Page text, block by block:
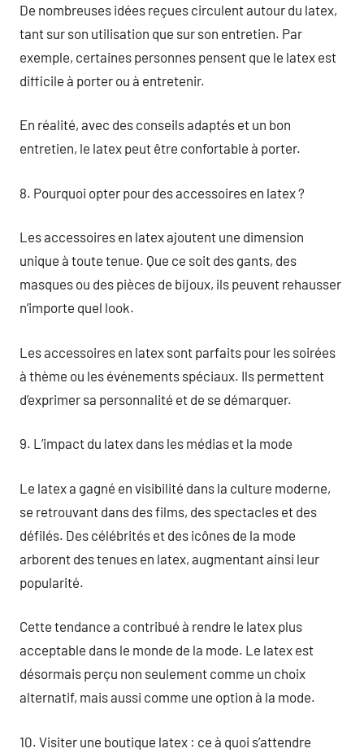
De nombreuses idées reçues circulent autour du latex,
tant sur son utilisation que sur son entretien. Par
exemple, certaines personnes pensent que le latex est
difficile à porter ou à entretenir.
En réalité, avec des conseils adaptés et un bon
entretien, le latex peut être confortable à porter.
8. Pourquoi opter pour des accessoires en latex ?
Les accessoires en latex ajoutent une dimension
unique à toute tenue. Que ce soit des gants, des
masques ou des pièces de bijoux, ils peuvent rehausser
n’importe quel look.
Les accessoires en latex sont parfaits pour les soirées
à thème ou les événements spéciaux. Ils permettent
d’exprimer sa personnalité et de se démarquer.
9. L’impact du latex dans les médias et la mode
Le latex a gagné en visibilité dans la culture moderne,
se retrouvant dans des films, des spectacles et des
défilés. Des célébrités et des icônes de la mode
arborent des tenues en latex, augmentant ainsi leur
popularité.
Cette tendance a contribué à rendre le latex plus
acceptable dans le monde de la mode. Le latex est
désormais perçu non seulement comme un choix
alternatif, mais aussi comme une option à la mode.
10. Visiter une boutique latex : ce à quoi s’attendre